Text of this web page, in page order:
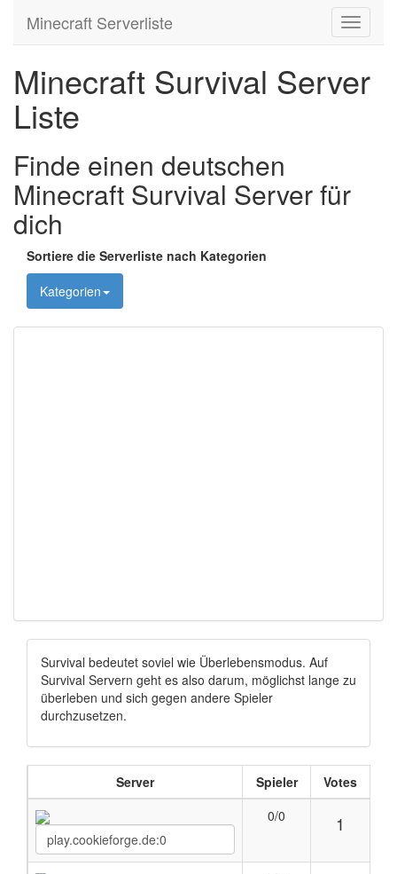
Toggle
Minecraft Serverliste
Minecraft Survival Server
Liste
Finde einen deutschen
Minecraft Survival Server für
dich
Sortiere die Serverliste nach Kategorien
Kategorien
Survival bedeutet soviel wie Überlebensmodus. Auf
Survival Servern geht es also darum, möglichst lange zu
überleben und sich gegen andere Spieler
durchzusetzen.
Server Spieler
Votes
0/0
1